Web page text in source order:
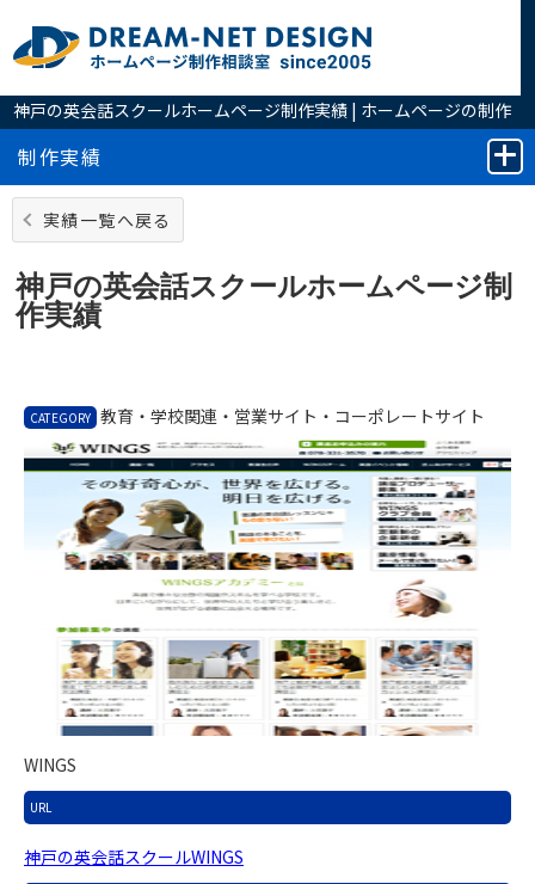
神戸の英会話スクールホームページ制作実績 | ホームページの制作
制作実績
実績一覧へ戻る
神戸の英会話スクールホームページ制
作実績
CATEGORY 教育・学校関連・営業サイト・コーポレートサイト
WINGS
URL
神戸の英会話スクールWINGS